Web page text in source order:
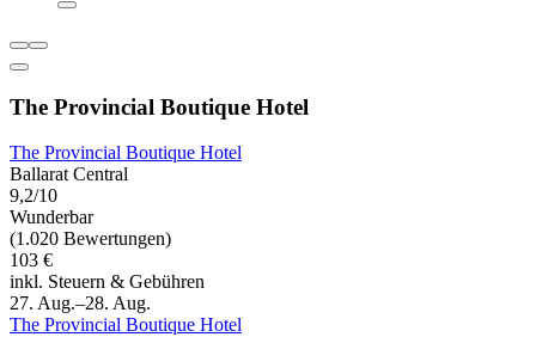
The Provincial Boutique Hotel
The Provincial Boutique Hotel
Ballarat Central
9,2/10
Wunderbar
(1.020 Bewertungen)
103 €
inkl. Steuern & Gebühren
27. Aug.–28. Aug.
The Provincial Boutique Hotel